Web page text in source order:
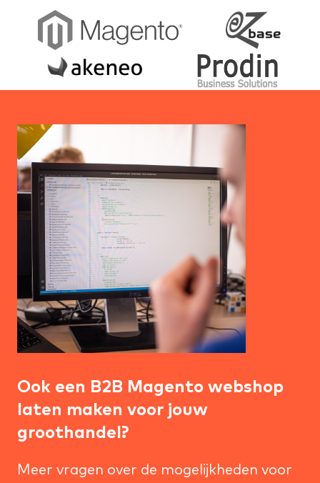
Ook een B2B Magento webshop
laten maken voor jouw
groothandel?
Meer vragen over de mogelijkheden voor